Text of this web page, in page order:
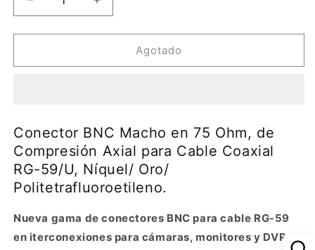
Reducir
cantidad
para
BNC
de
Compresión
Axial
para
Cable
Coaxial
RG-
59/U,
Aumentar
cantidad
para
Conector
BNC
Ohm,
de
Compresión
Axial
para
Cable
Coaxial
59/U,
Agotado
Conector BNC Macho en 75 Ohm, de
Compresión Axial para Cable Coaxial
RG-59/U, Níquel/ Oro/
Politetrafluoroetileno.
Nueva gama de conectores BNC para cable RG-59
en iterconexiones para cámaras, monitores y DVR.